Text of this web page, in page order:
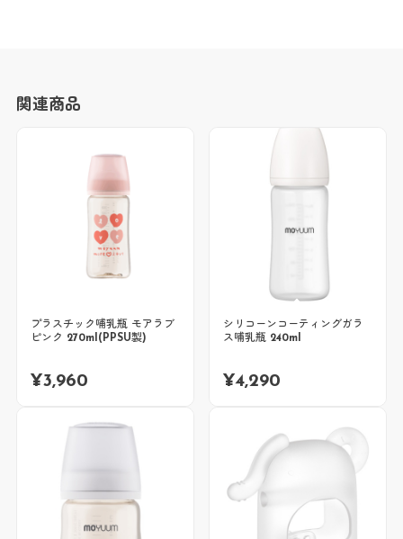
関連商品
プラスチック哺乳瓶 モアラブ
ピンク 270ml(PPSU製)
¥3,960
シリコーンコーティングガラ
ス哺乳瓶 240ml
¥4,290